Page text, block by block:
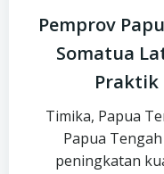
Pemprov
Somatua
Praktik
Timika, Papua
Papua
peningkatan